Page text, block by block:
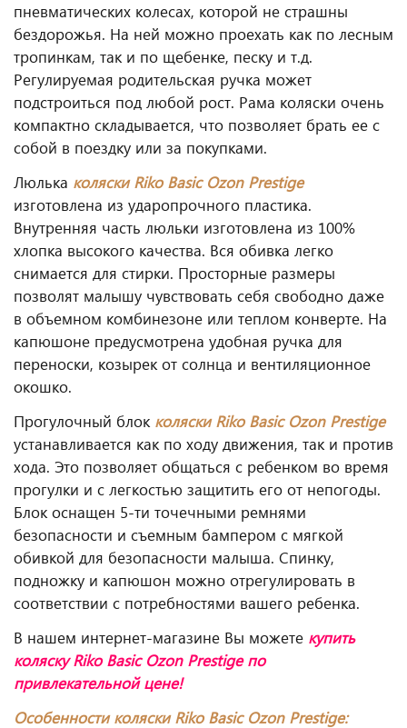
пневматических колесах, которой не страшны
бездорожья. На ней можно проехать как по лесным
тропинкам, так и по щебенке, песку и т.д.
Регулируемая родительская ручка может
подстроиться под любой рост. Рама коляски очень
компактно складывается, что позволяет брать ее с
собой в поездку или за покупками.
Люлька коляскиRiko Basic Ozon Prestige
изготовлена из ударопрочного пластика.
Внутренняя часть люльки изготовлена из 100%
хлопка высокого качества. Вся обивка легко
снимается для стирки. Просторные размеры
позволят малышу чувствовать себя свободно даже
в объемном комбинезоне или теплом конверте. На
капюшоне предусмотрена удобная ручка для
переноски, козырек от солнца и вентиляционное
окошко.
Прогулочный блок коляскиRiko Basic Ozon Prestige
устанавливается как по ходу движения, так и против
хода. Это позволяет общаться с ребенком во время
прогулки и с легкостью защитить его от непогоды.
Блок оснащен 5-ти точечными ремнями
безопасности и съемным бампером с мягкой
обивкой для безопасности малыша. Спинку,
подножку и капюшон можно отрегулировать в
соответствии с потребностями вашего ребенка.
В нашем интернет-магазине Вы можете купить
коляску Riko Basic Ozon Prestige по
привлекательной цене!
Особенности коляскиRiko Basic Ozon Prestige: